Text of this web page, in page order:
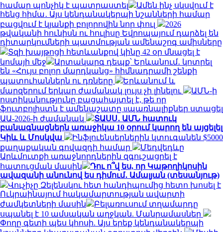
համար պոնչիկ է պատրաստել
Ամեն ինչ սկսվում է
հենց հիմա․ Այս կենդանակերպի նշանների համար
բացվում է կյանքի բոլորովին նոր փուլ
2026
թվականի հունիսն ու հուլիսը Եվրոպայում դարձել են
դիտարկումների պատմության ամենաշոգ ամիսները
Տզի խայթոցի հետևանքով կինը 42 օր մնացել է
կոմայի մեջ
Արտակարգ դեպք՝ Երևանում․ կոտրել
են «Հույս բոլոր մարդկանց» հիմնադրամի շենքի
պատուհաններն ու դռները
Երևանում և
մարզերում երկար ժամանակ լույս չի լինելու
ԱՄՆ-ի
ոստիկանությունը բացահայտել է, թե որ
ֆուտբոլիստն է ամենաշատը uպառնալիքներ ստացել
ԱԱ-2026-ի ժամանակ
ՏԱՍՍ․ ԱՄՆ հատուկ
բանագնացներն առաջիկա 10 օրում կարող են այցելել
Կիև և Մոսկվա
Ինֆլուենսերներին կտուգանեն $5000
քաղաքական գովազդի համար
Մեդվեդևը
Արևմուտքի առաջնորդներին զգուշացրել է
հատուցման մասին
Դու ո՞վ ես, որ Կաթողիկոսին
ավազանի անունով ես դիմում․ Ամալյան (տեսանյութ)
Վուչիչը Զելենսկու հետ հանդիպումից հետո խոսել է
Ուկրաինայում հակամարտության ավարտի
ժամկետների մասին
Բելառուսում տղամարդը
սպանել է 10 ամսական աղջկան. Մանրամասներ
Փողը գետի պես կհոսի. Այս երեք կենդանակերպի